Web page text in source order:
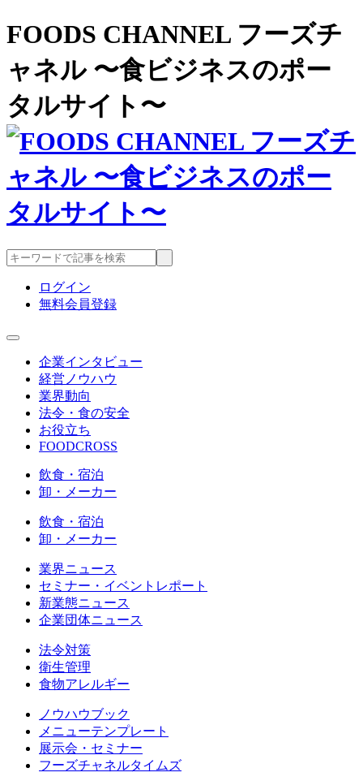
FOODS CHANNEL フーズチ
ャネル 〜食ビジネスのポー
タルサイト〜
ログイン
無料会員登録
企業インタビュー
経営ノウハウ
業界動向
法令・食の安全
お役立ち
FOODCROSS
飲食・宿泊
卸・メーカー
飲食・宿泊
卸・メーカー
業界ニュース
セミナー・イベントレポート
新業態ニュース
企業団体ニュース
法令対策
衛生管理
食物アレルギー
ノウハウブック
メニューテンプレート
展示会・セミナー
フーズチャネルタイムズ